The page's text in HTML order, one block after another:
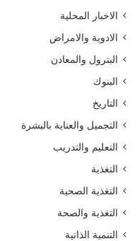
الاخبار المحلية
الادوية والامراض
البترول والمعادن
البنوك
التاريخ
التجميل والعناية بالبشرة
التعليم والتدريب
التغذية
التغذية الصحية
التغذية والصحة
التنمية الذاتية